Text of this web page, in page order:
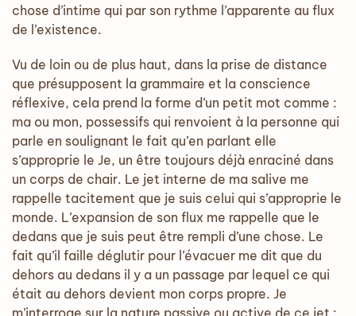
chose d’intime qui par son rythme l’apparente au flux
de l’existence.
Vu de loin ou de plus haut, dans la prise de distance
que présupposent la grammaire et la conscience
réflexive, cela prend la forme d’un petit mot comme :
ma ou mon, possessifs qui renvoient à la personne qui
parle en soulignant le fait qu’en parlant elle
s’approprie le Je, un être toujours déjà enraciné dans
un corps de chair. Le jet interne de ma salive me
rappelle tacitement que je suis celui qui s’approprie le
monde. L’expansion de son flux me rappelle que le
dedans que je suis peut être rempli d’une chose. Le
fait qu’il faille déglutir pour l’évacuer me dit que du
dehors au dedans il y a un passage par lequel ce qui
était au dehors devient mon corps propre. Je
m’interroge sur la nature passive ou active de ce jet :